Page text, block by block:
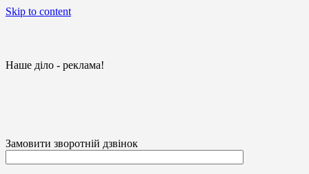
Skip to content
Наше діло - реклама!
Замовити зворотній дзвінок